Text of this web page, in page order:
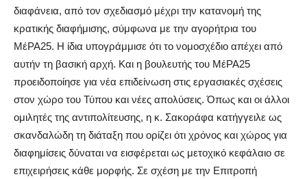
διαφάνεια, από τον σχεδιασμό μέχρι την κατανομή της
κρατικής διαφήμισης, σύμφωνα με την αγορήτρια του
ΜέΡΑ25. Η ίδια υπογράμμισε ότι το νομοσχέδιο απέχει από
αυτήν τη βασική αρχή. Και η βουλευτής του ΜέΡΑ25
προειδοποίησε για νέα επιδείνωση στις εργασιακές σχέσεις
στον χώρο του Τύπου και νέες απολύσεις. Όπως και οι άλλοι
ομιλητές της αντιπολίτευσης, η κ. Σακοράφα κατήγγειλε ως
σκανδαλώδη τη διάταξη που ορίζει ότι χρόνος και χώρος για
διαφημίσεις δύναται να εισφέρεται ως μετοχικό κεφάλαιο σε
επιχειρήσεις κάθε μορφής. Σε σχέση με την Επιτροπή